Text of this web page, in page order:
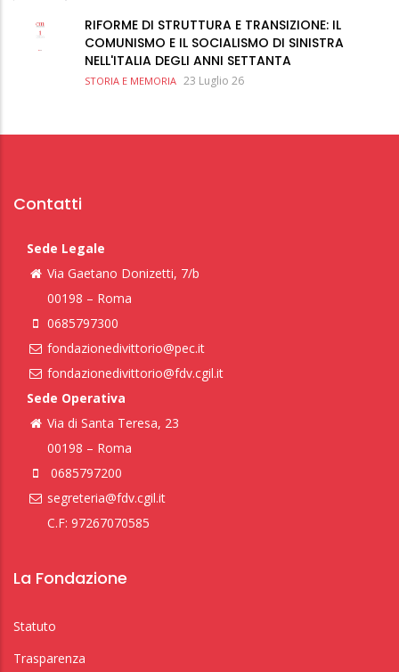
RIFORME DI STRUTTURA E TRANSIZIONE: IL
COMUNISMO E IL SOCIALISMO DI SINISTRA
NELL'ITALIA DEGLI ANNI SETTANTA
STORIA E MEMORIA 23 Luglio 26
Contatti
Sede Legale
Via Gaetano Donizetti, 7/b
00198 – Roma
0685797300
fondazionedivittorio@pec.it
fondazionedivittorio@fdv.cgil.it
Sede Operativa
Via di Santa Teresa, 23
00198 – Roma
0685797200
segreteria@fdv.cgil.it
C.F: 97267070585
La Fondazione
Statuto
Trasparenza